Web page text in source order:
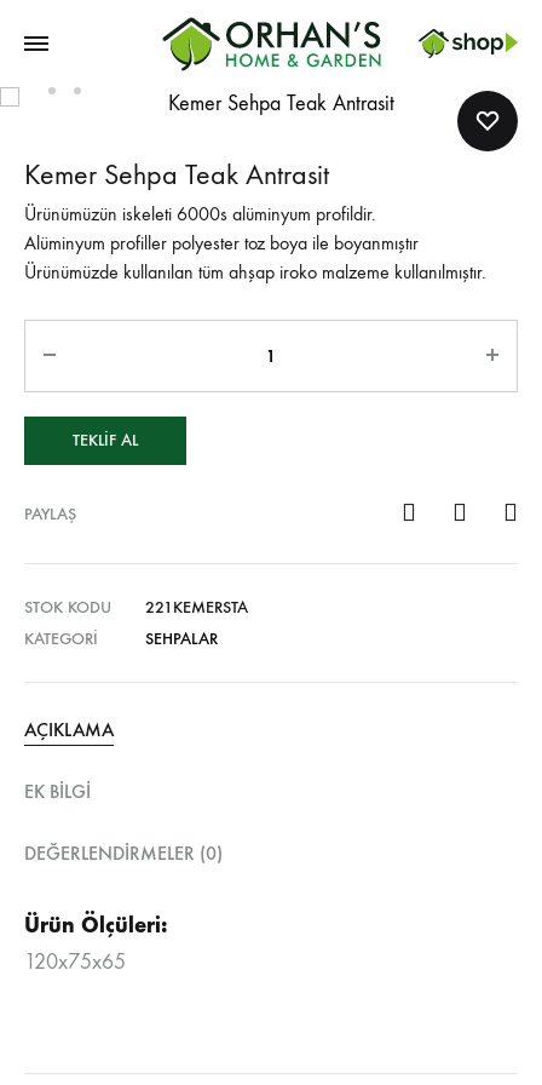
Kemer Sehpa Teak Antrasit
Ürünümüzün iskeleti 6000s alüminyum profildir.
Alüminyum profiller polyester toz boya ile boyanmıştır
Ürünümüzde kullanılan tüm ahşap iroko malzeme kullanılmıştır.
TEKLIF AL
PAYLAŞ
STOK KODU
221KEMERSTA
KATEGORI
SEHPALAR
AÇIKLAMA
EK BILGI
DEĞERLENDIRMELER (0)
Ürün Ölçüleri:
120x75x65